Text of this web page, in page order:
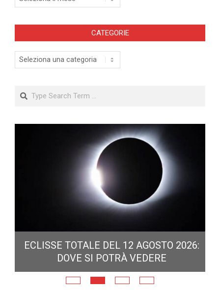
CATEGORIE
Categorie
Search
ECLISSE TOTALE DEL 12 AGOSTO 2026:
DOVE SI POTRÀ VEDERE